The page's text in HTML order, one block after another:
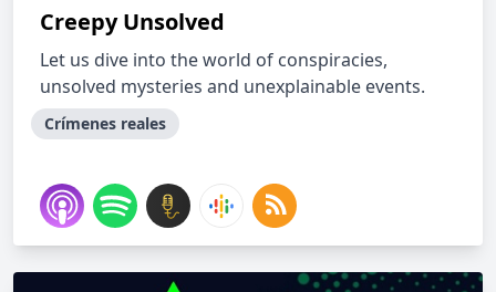
Creepy Unsolved
Let us dive into the world of conspiracies,
unsolved mysteries and unexplainable events.
Crímenes reales